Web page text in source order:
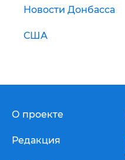
Новости Донбасса
США
О проекте
Редакция